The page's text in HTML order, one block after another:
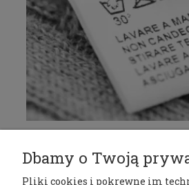
Jak zadbać o odzież myśliwską,
Dbamy o Twoją
Pliki cookies i pokrewne im